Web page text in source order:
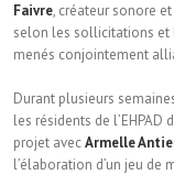
Faivre, créateur sonore
selon les sollicitations et
menés conjointement
Durant plusieurs
les résidents de l’EHPAD
projet avecArmelle
l’élaboration d’un jeu de